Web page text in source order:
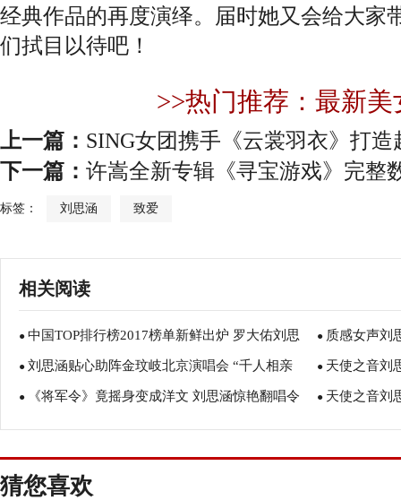
经典作品的再度演绎。届时她又会给大家
们拭目以待吧！
>>热门推荐：最新美
上一篇： SING女团携手《云裳羽衣》打造
下一篇： 许嵩全新专辑《寻宝游戏》完整
标签： 刘思涵 致爱
相关阅读
● 中国TOP排行榜2017榜单新鲜出炉 罗大佑刘思
涵分别斩获重量级大奖
● 质感女声刘
版惊喜上线
● 刘思涵贴心助阵金玟岐北京演唱会 “千人相亲
会”你错过了吗?
● 天使之音刘
玩默片
● 《将军令》竟摇身变成洋文 刘思涵惊艳翻唱令
人瞠目
● 天使之音刘
生
猜您喜欢